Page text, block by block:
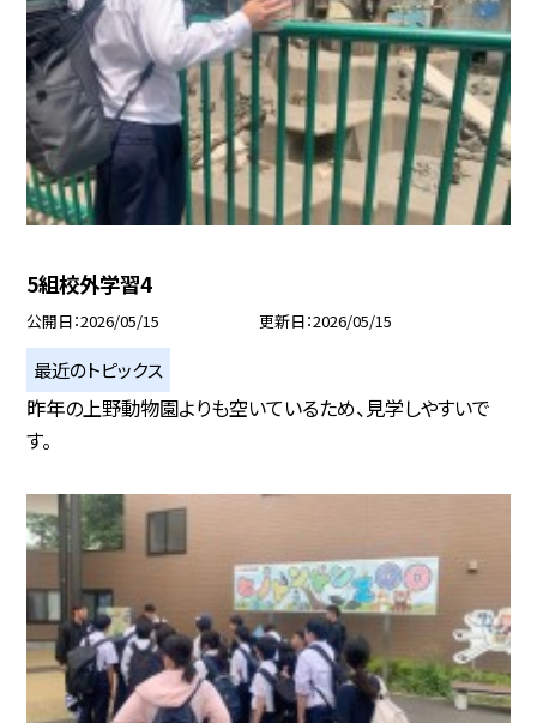
5組校外学習4
公開日 2026/05/15 更新日 2026/05/15
最近のトピックス
昨年の上野動物園よりも空いているため、見学しやすいで
す。